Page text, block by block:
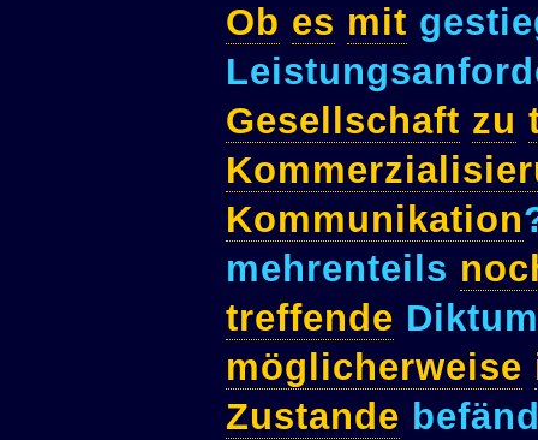
Ob es mit
Gesellschaft zu
Kommunikation
mehrenteils
treffende
möglicherweise
Zustande